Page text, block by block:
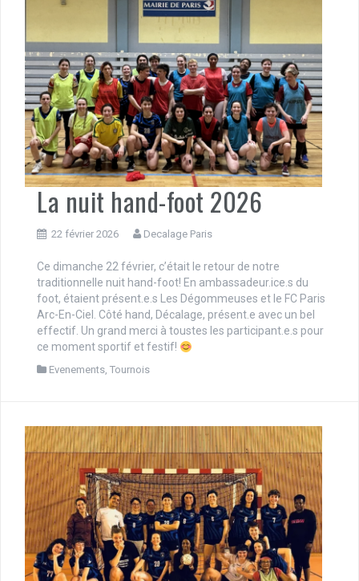
La nuit hand-foot 2026
22 février 2026 Decalage Paris
Ce dimanche 22 février, c’était le retour de notre
traditionnelle nuit hand-foot! En ambassadeur.ice.s du
foot, étaient présent.e.s Les Dégommeuses et le FC Paris
Arc-En-Ciel. Côté hand, Décalage, présent.e avec un bel
effectif. Un grand merci à toustes les participant.e.s pour
ce moment sportif et festif!
Evenements, Tournois